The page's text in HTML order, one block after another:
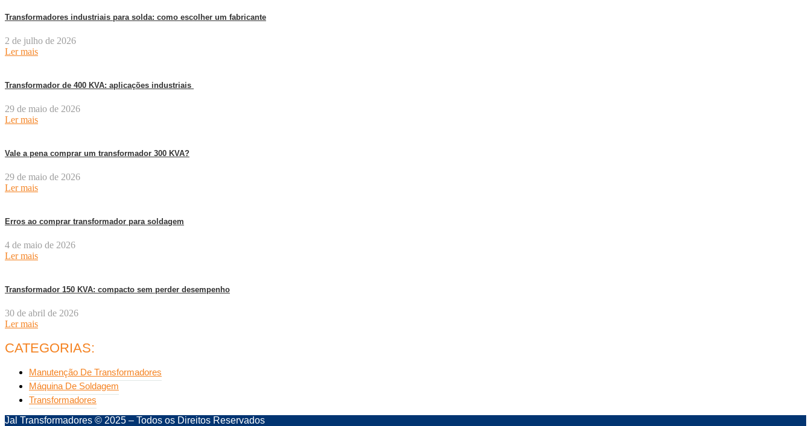
Transformadores industriais para solda: como escolher um fabricante
2 de julho de 2026
Ler mais
Transformador de 400 KVA: aplicações industriais
29 de maio de 2026
Ler mais
Vale a pena comprar um transformador 300 KVA?
29 de maio de 2026
Ler mais
Erros ao comprar transformador para soldagem
4 de maio de 2026
Ler mais
Transformador 150 KVA: compacto sem perder desempenho
30 de abril de 2026
Ler mais
CATEGORIAS:
Manutenção De Transformadores
Máquina De Soldagem
Transformadores
Jal Transformadores © 2025 – Todos os Direitos Reservados